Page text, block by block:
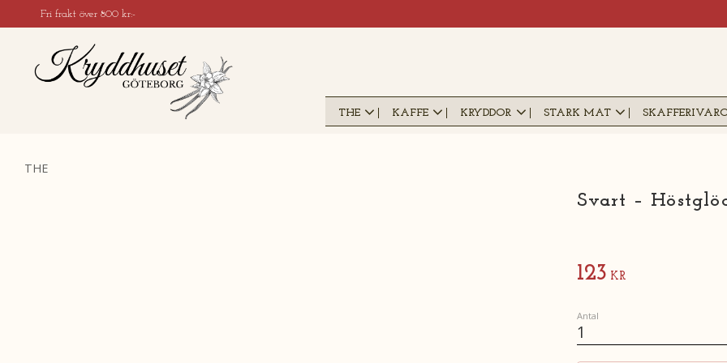
Fri frakt över 800 kr:-
THE KAFFE KRYDDOR STARK MAT
THE
Svart –
123 KR
Antal